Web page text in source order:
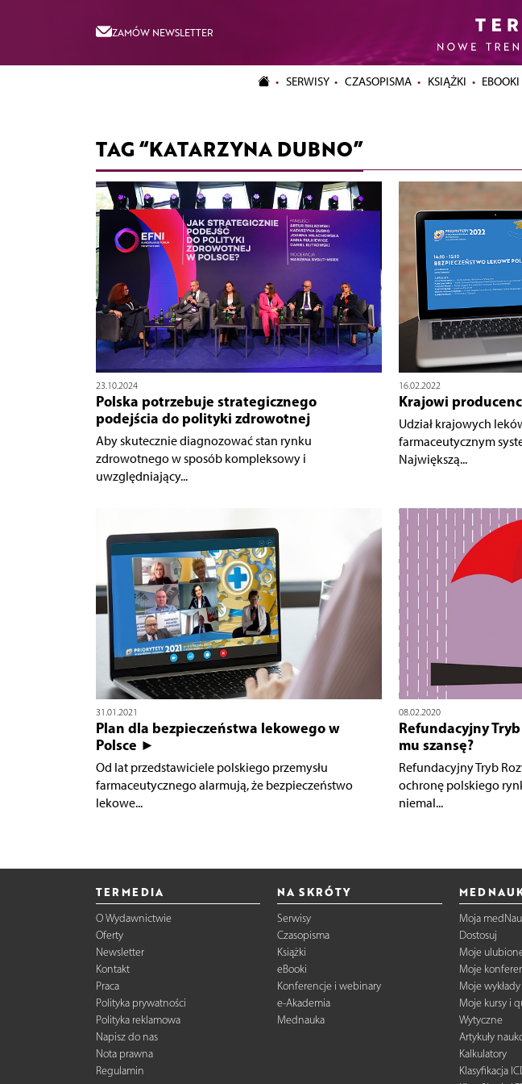
ZAMÓW NEWSLETTER
SERWISY CZASOPISMA KSIĄŻKI EBOOKI
TAG “KATARZYNA DUBNO”
23.10.2024
Polska potrzebuje strategicznego
podejścia do polityki zdrowotnej
Aby skutecznie diagnozować stan rynku
zdrowotnego w sposób kompleksowy i
uwzględniający...
16.02.2022
Krajowi
Udział krajowych
farmaceutycznym
Największą...
31.01.2021
Plan dla bezpieczeństwa lekowego w
Polsce ►
Od lat przedstawiciele polskiego przemysłu
farmaceutycznego alarmują, że bezpieczeństwo
lekowe...
08.02.2020
Refundacyjny
mu szansę?
Refundacyjny Tryb
ochronę polskiego
niemal...
TERMEDIA
O Wydawnictwie
Oferty
Newsletter
Kontakt
Praca
Polityka prywatności
Polityka reklamowa
Napisz do nas
Nota prawna
Regulamin
NA SKRÓTY
Serwisy
Czasopisma
Książki
eBooki
Konferencje i webinary
e-Akademia
Mednauka
Moja
Dostosuj
Moje
Moje
Moje
Moje kursy i
Wytyczne
Artykuły
Kalkulatory
Klasyfikacja